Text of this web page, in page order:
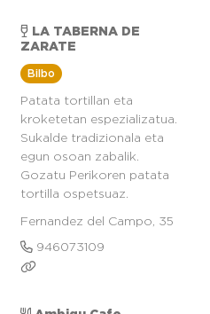
ZARATE
Bilbo
Patata tortillan eta
kroketetan espezializatua.
Sukalde tradizionala eta
egun osoan zabalik.
Gozatu Perikoren patata
tortilla ospetsuaz.
Fernandez del Campo, 35
946073109